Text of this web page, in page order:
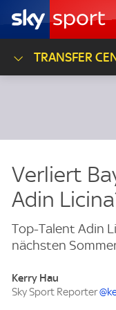
TRANSFER
Verliert
Adin
Top-Talent Adin
nächsten
Kerry Hau
Sky Sport Reporter